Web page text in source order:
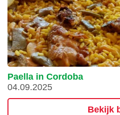
Paella in Cordoba
04.09.2025
Bekijk